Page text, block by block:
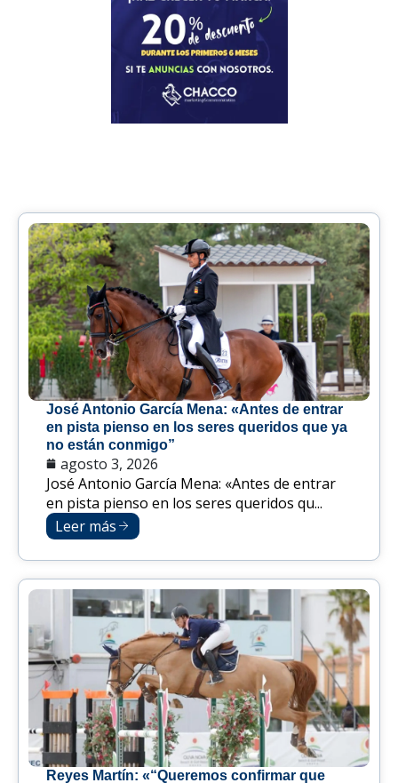
José Antonio García Mena: «Antes de entrar
en pista pienso en los seres queridos que ya
no están conmigo”
agosto 3, 2026
José Antonio García Mena: «Antes de entrar
en pista pienso en los seres queridos qu...
Leer más
Reyes Martín: «“Queremos confirmar que